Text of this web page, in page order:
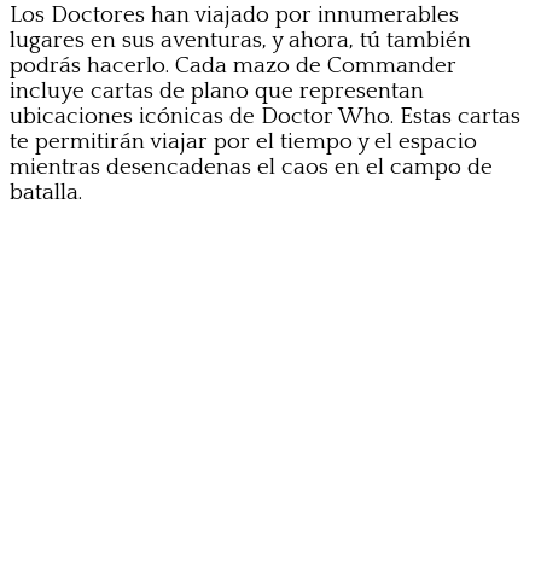
Los Doctores han viajado por innumerables
lugares en sus aventuras, y ahora, tú también
podrás hacerlo. Cada mazo de Commander
incluye cartas de plano que representan
ubicaciones icónicas de Doctor Who. Estas cartas
te permitirán viajar por el tiempo y el espacio
mientras desencadenas el caos en el campo de
batalla.